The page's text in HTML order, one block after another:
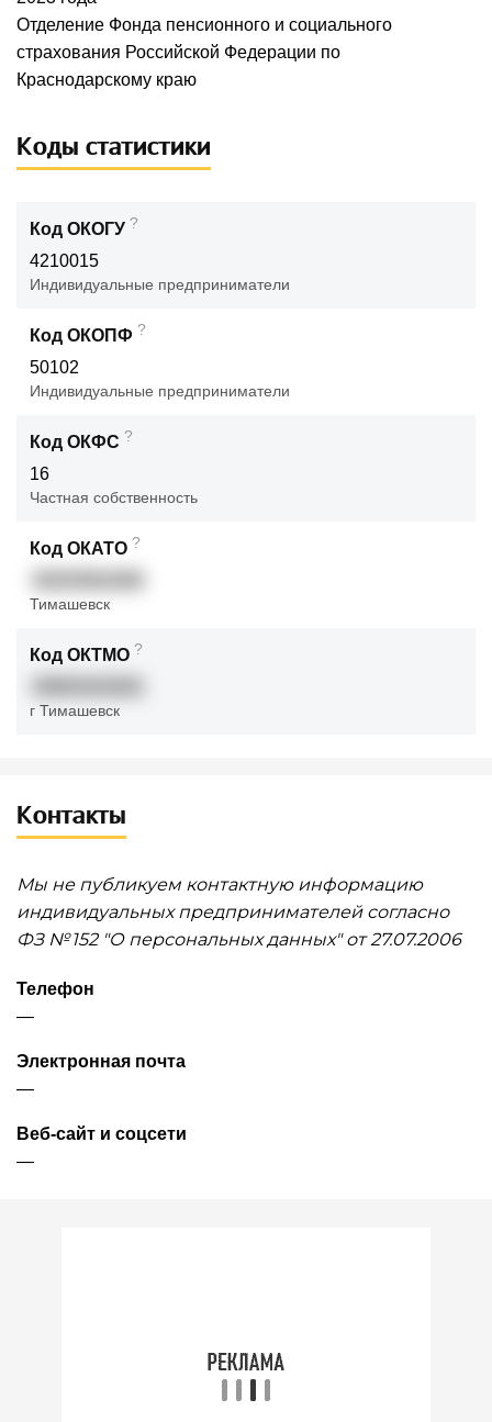
Отделение Фонда пенсионного и социального
страхования Российской Федерации по
Краснодарскому краю
Коды статистики
Код ОКОГУ ?
4210015
Индивидуальные предприниматели
Код ОКОПФ ?
50102
Индивидуальные предприниматели
Код ОКФС ?
16
Частная собственность
Код ОКАТО ?
Тимашевск
Код ОКТМО ?
г Тимашевск
Контакты
Мы не публикуем контактную информацию
индивидуальных предпринимателей согласно
ФЗ № 152 "О персональных данных" от 27.07.2006
Телефон
—
Электронная почта
—
Веб-сайт и соцсети
—